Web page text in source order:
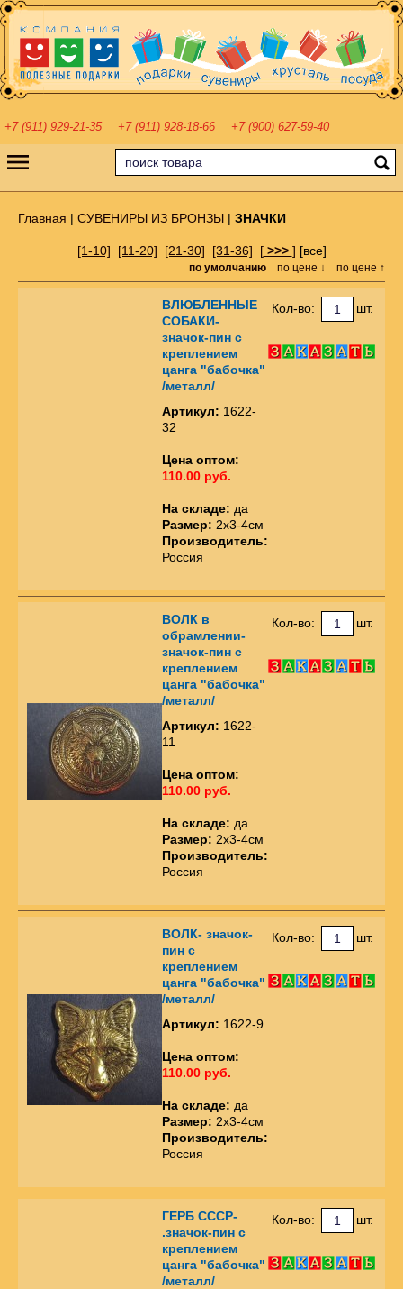
+7 (911) 929-21-35 +7 (911) 928-18-66 +7 (900) 627-59-40
Главная | СУВЕНИРЫ ИЗ БРОНЗЫ | ЗНАЧКИ
[1-10] [11-20] [21-30] [31-36] [>>> ] [все]
по умолчанию по цене ↓ по цене ↑
ВЛЮБЛЕННЫЕ
СОБАКИ-
значок-пин с
креплением
цанга "бабочка"
/металл/
Артикул: 1622-
32
Цена оптом:
110.00 руб.
На складе: да
Размер: 2х3-4см
Производитель:
Россия
Кол-во: шт.
ВОЛК в
обрамлении-
значок-пин с
креплением
цанга "бабочка"
/металл/
Артикул: 1622-
11
Цена оптом:
110.00 руб.
На складе: да
Размер: 2х3-4см
Производитель:
Россия
Кол-во: шт.
ВОЛК- значок-
пин с
креплением
цанга "бабочка"
/металл/
Артикул: 1622-9
Цена оптом:
110.00 руб.
На складе: да
Размер: 2х3-4см
Производитель:
Россия
Кол-во: шт.
ГЕРБ СССР-
.значок-пин с
креплением
цанга "бабочка"
/металл/
Кол-во: шт.